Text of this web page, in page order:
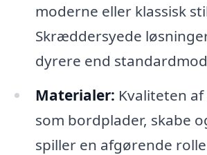
moderne eller klassisk
Skræddersyede
dyrere end
Materialer: Kvaliteten
som bordplader, skabe
spiller en afgørende